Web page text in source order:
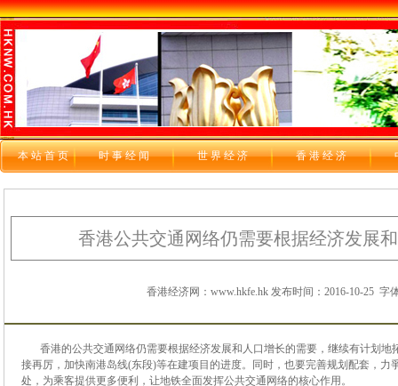
本站首页 时 事 经 闻 世 界 经 济 香 港 经 济
香港公共交通网络仍需要根据经济发展
香港经济网：www.hkfe.hk 发布时间：2016-10-25 字
香港的公共交通网络仍需要根据经济发展和人口增长的需要，继续有计划地
接再厉，加快南港岛线(东段)等在建项目的进度。同时，也要完善规划配套，力
处，为乘客提供更多便利，让地铁全面发挥公共交通网络的核心作用。